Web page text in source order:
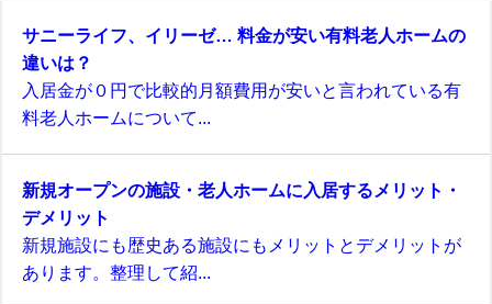
サニーライフ、イリーゼ… 料金が安い有料老人ホームの
違いは？
入居金が０円で比較的月額費用が安いと言われている有
料老人ホームについて...
新規オープンの施設・老人ホームに入居するメリット・
デメリット
新規施設にも歴史ある施設にもメリットとデメリットが
あります。整理して紹...